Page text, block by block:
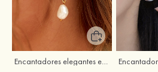
Encantadores elegantes exquisitez S925 plata pendientes